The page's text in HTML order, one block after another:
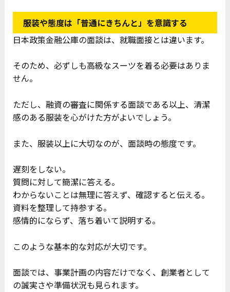
服装や態度は「普通にきちんと」を意識する
日本政策金融公庫の面談は、就職面接とは違います。
そのため、必ずしも高級なスーツを着る必要はありま
せん。
ただし、融資の審査に関係する面談である以上、清潔
感のある服装を心がけた方がよいでしょう。
また、服装以上に大切なのが、面談時の態度です。
遅刻をしない。
質問に対して簡潔に答える。
わからないことは無理に答えず、確認すると伝える。
資料を整理して持参する。
感情的にならず、落ち着いて説明する。
このような基本的な対応が大切です。
面談では、事業計画の内容だけでなく、創業者として
の誠実さや準備状況も見られます。